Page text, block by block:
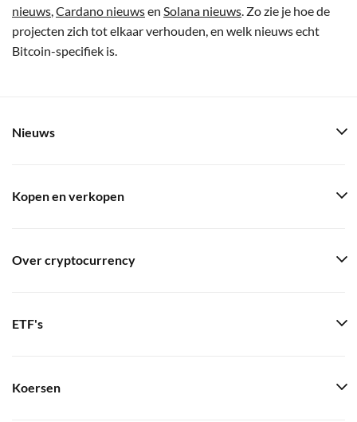
nieuws,Cardano nieuwsen Solana nieuws. Zo zie je hoe de
projecten zich tot elkaar verhouden, en welk nieuws echt
Bitcoin-specifiek is.
Nieuws
Kopen en verkopen
Over cryptocurrency
ETF's
Koersen